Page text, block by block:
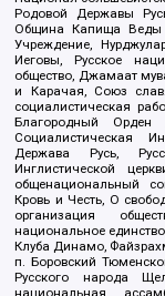
Родовой Державы
Община Капища Веды
Учреждение,
Иеговы, Русское
общество, Джамаат
и Карачая, Союз
социалистическая
Благородный Орден
Социалистическая
Держава Русь,
Инглистической
общенациональный
Кровь и Честь, О
организация
национальное
Клуба Динамо,
п. Боровский
Русского народа
национальная